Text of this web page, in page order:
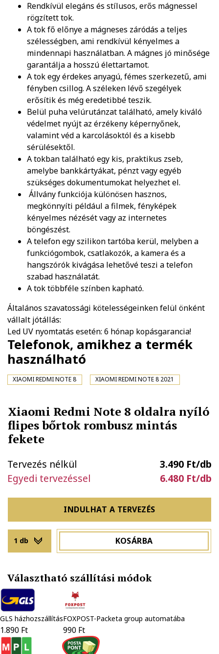
Rendkívül elegáns és stílusos, erős mágnessel
rögzített tok.
A tok fő előnye a mágneses záródás a teljes
szélességben, ami rendkívül kényelmes a
mindennapi használatban. A mágnes jó minősége
garantálja a hosszú élettartamot.
A tok egy érdekes anyagú, fémes szerkezetű, ami
fényben csillog. A széleken lévő szegélyek
erősítik és még eredetibbé teszik.
Belül puha velúrutánzat található, amely kiváló
védelmet nyújt az érzékeny képernyőnek,
valamint véd a karcolásoktól és a kisebb
sérülésektől.
A tokban található egy kis, praktikus zseb,
amelybe bankkártyákat, pénzt vagy egyéb
szükséges dokumentumokat helyezhet el.
Állvány funkciója különösen hasznos,
megkönnyíti például a filmek, fényképek
kényelmes nézését vagy az internetes
böngészést.
A telefon egy szilikon tartóba kerül, melyben a
funkciógombok, csatlakozók, a kamera és a
hangszórók kivágása lehetővé teszi a telefon
szabad használatát.
A tok többféle színben kapható.
Általános szavatossági kötelességeinken felül önként
vállalt jótállás:
Led UV nyomtatás esetén: 6 hónap kopásgarancia!
Telefonok, amikhez a termék
használható
XIAOMI REDMI NOTE 8 XIAOMI REDMI NOTE 8 2021
Xiaomi Redmi Note 8 oldalra nyíló
flipes bőrtok rombusz mintás
fekete
Tervezés nélkül
3.490 Ft/db
Egyedi tervezéssel
6.480 Ft/db
INDULHAT A TERVEZÉS
1 db KOSÁRBA
Választható szállítási módok
GLS házhozszállítás
1.890 Ft
FOXPOST-Packeta group automatába
990 Ft